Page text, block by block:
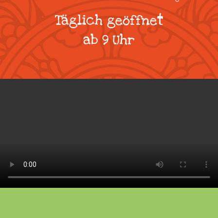
Täglich geöffnet
ab 9 Uhr